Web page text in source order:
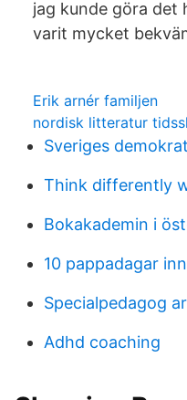
jag kunde göra det
varit mycket
Erik arnér familjen
nordisk litteratur
Sveriges
Think differently
Bokakademin i
10 pappadagar
Specialpedagog
Adhd coaching